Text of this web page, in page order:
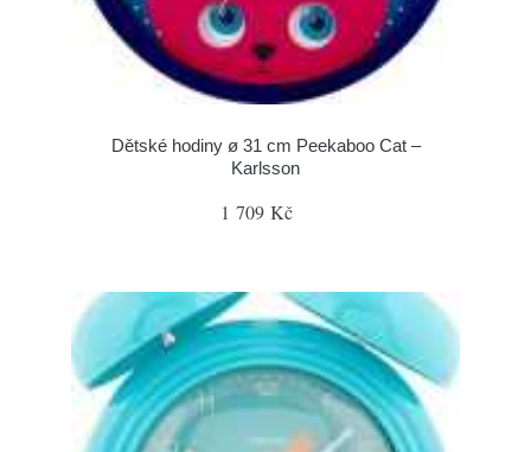
Dětské hodiny ø 31 cm Peekaboo Cat –
Karlsson
1 709 Kč